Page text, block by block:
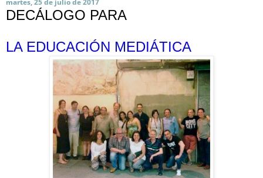
martes, 25 de julio de 2017
DECÁLOGO PARA
LA EDUCACIÓN MEDIÁTICA